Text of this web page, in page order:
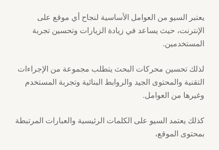
يعتبر السيو من العوامل الأساسية لنجاح أي موقع على
الإنترنت، حيث يساعد في زيادة الزيارات وتحسين تجربة
المستخدمين.
لذلك تحسين محركات البحث يتطلب مجموعة من الإجراءات
التقنية والمحتوى الجيد والروابط البنائية وتجربة المستخدم
وغيرها من العوامل.
كذلك يعتمد السيو على الكلمات الرئيسية والعبارات المرتبطة
بمحتوى الموقع،